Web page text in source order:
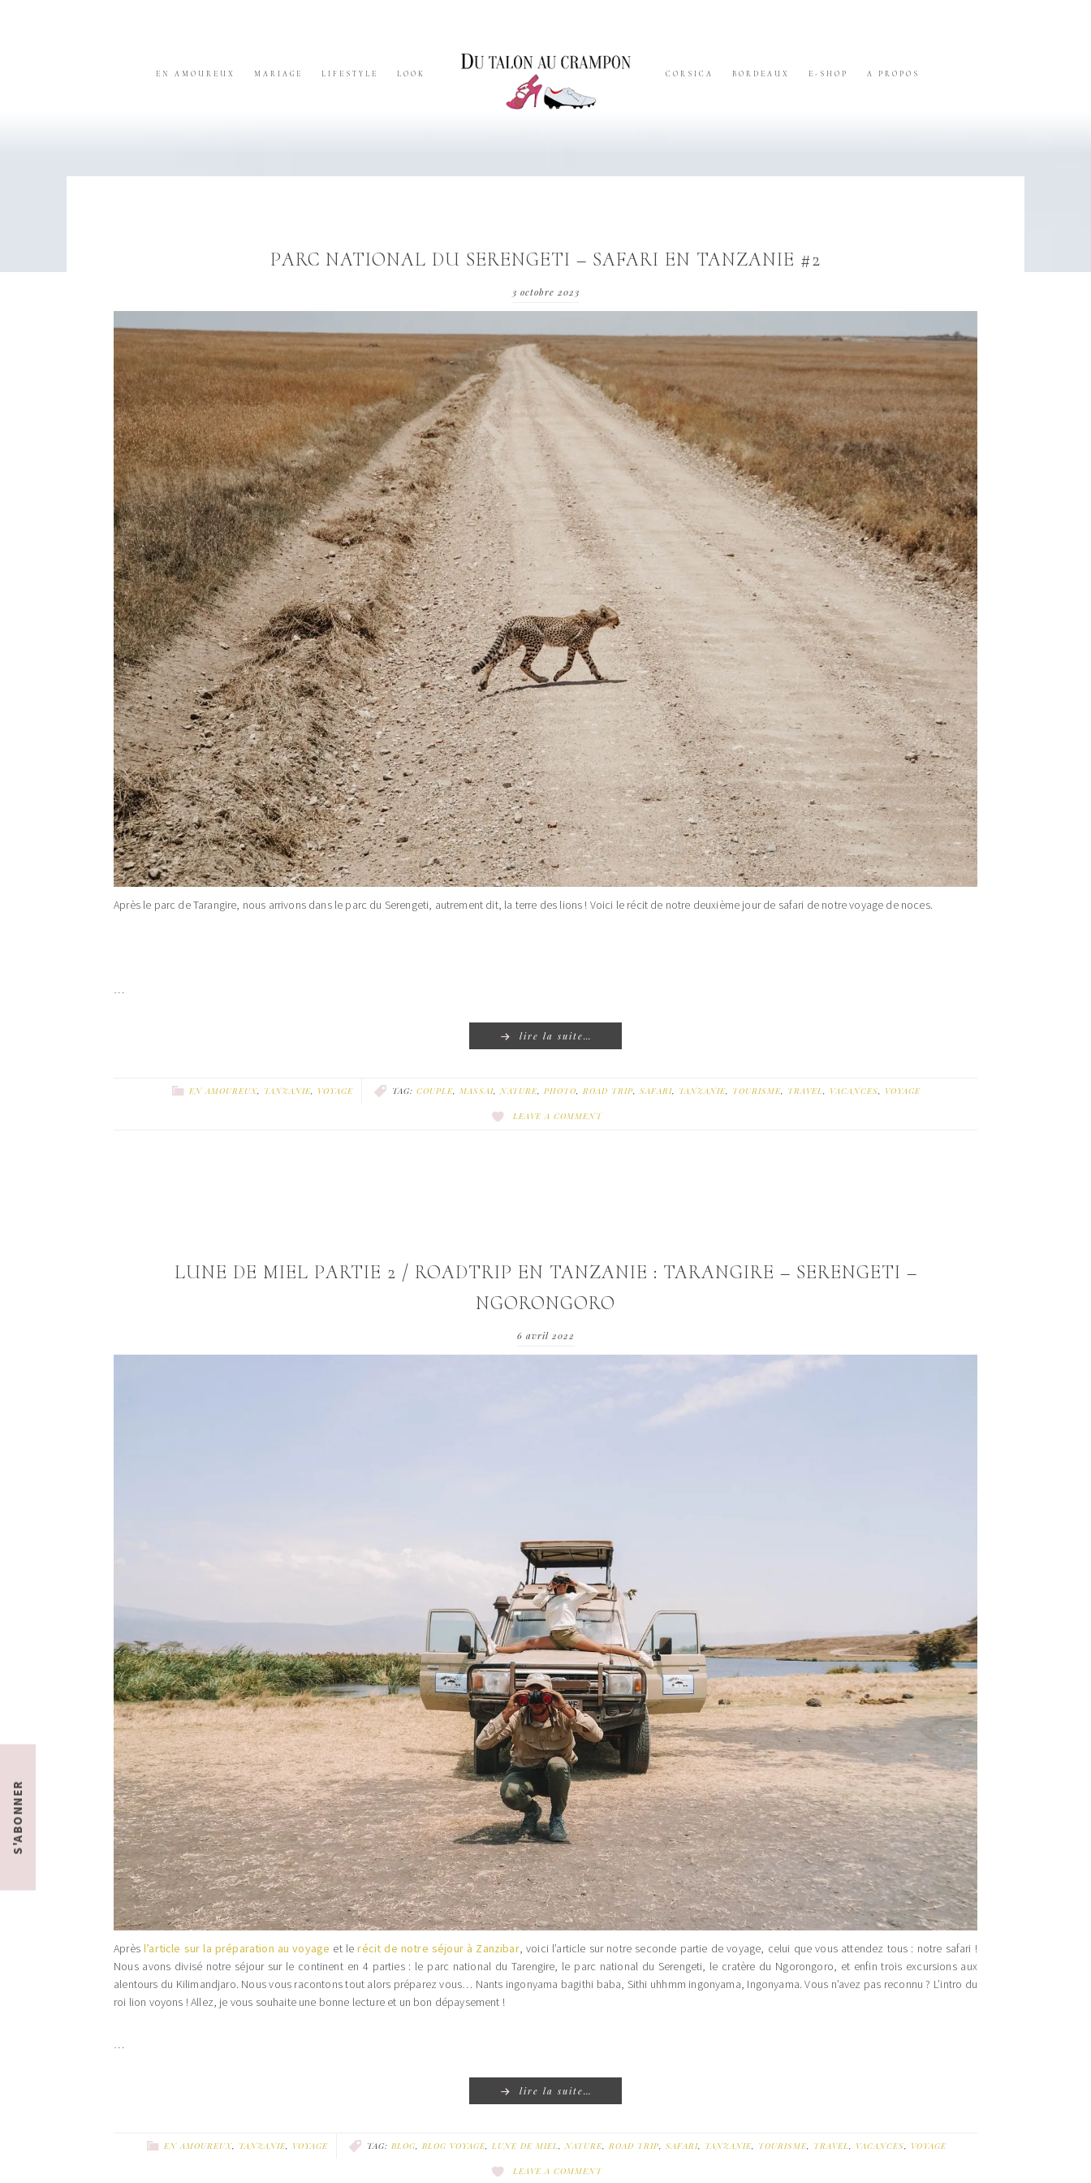
EN AMOUREUX MARIAGE LIFESTYLE LOOK CORSICA BORDEAUX E-SHOP A PROPOS
PARC NATIONAL DU SERENGETI – SAFARI EN TANZANIE #2
3 octobre 2023
Après le parc de Tarangire, nous arrivons dans le parc du Serengeti, autrement dit, la terre des lions ! Voici le récit de notre deuxième jour de safari de notre voyage de noces.
…
lire la suite…
EN AMOUREUX, TANZANIE, VOYAGE TAG: COUPLE, MASSAI,NATURE, PHOTO, ROAD TRIP, SAFARI, TANZANIE, TOURISME, TRAVEL, VACANCES, VOYAGE
LEAVE A COMMENT
LUNE DE MIEL PARTIE 2 / ROADTRIP EN TANZANIE : TARANGIRE – SERENGETI –
NGORONGORO
6 avril 2022
Aprèsl’article sur la préparation au voyage et lerécit de notre séjour à Zanzibar, voici l’article sur notre seconde partie de voyage, celui que vous attendez tous : notre safari !
Nous avons divisé notre séjour sur le continent en 4 parties : le parc national du Tarengire, le parc national du Serengeti, le cratère du Ngorongoro, et enfin trois excursions aux
alentours du Kilimandjaro. Nous vous racontons tout alors préparez vous… Nants ingonyama bagithi baba, Sithi uhhmm ingonyama, Ingonyama. Vous n’avez pas reconnu ? L’intro du
roi lion voyons ! Allez, je vous souhaite une bonne lecture et un bon dépaysement !
…
lire la suite…
EN AMOUREUX, TANZANIE, VOYAGE TAG: BLOG, BLOG VOYAGE, LUNE DE MIEL,NATURE, ROAD TRIP, SAFARI, TANZANIE, TOURISME, TRAVEL, VACANCES, VOYAGE
LEAVE A COMMENT
S'ABONNER